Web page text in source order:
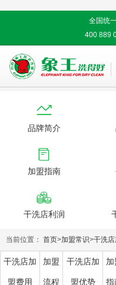
全国统
400 889

品牌简介

加盟指南

干洗店利润
当前位置： 首页>加盟常识>干洗
干洗店加
盟费用
加盟
流程
干洗店加
盟优势
加
指